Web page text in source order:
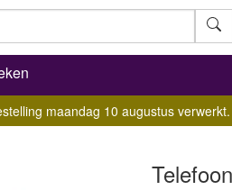
maandag 10 augustus verwerkt.